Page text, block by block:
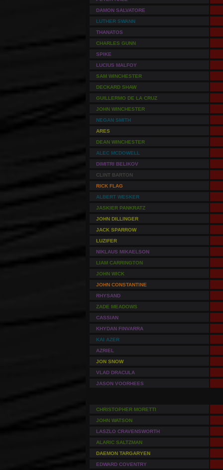
DAMON SALVATORE
LUTHER SWANN
THANATOS
CHARLES GUNN
SPIKE
LUCIUS MALFOY
SAM WINCHESTER
DECKARD SHAW
GUILLERMO DE LA CRUZ
JOHN WINCHESTER
NEGAN SMITH
ARES
DEAN WINCHESTER
ALEC MCDOWELL
DIMITRI BELIKOV
CLINT BARTON
RICK FLAG
ALBERT WESKER
JASKIER PANKRATZ
JOHN DILLINGER
JACK SPARROW
LUZIFER
NIKLAUS MIKAELSON
LIAM CARRINGTON
JOHN WICK
JOHN CONSTANTINE
RHYSAND
ZADE MEADOWS
CASSIAN
KHYDAN FINVARRA
KAI AZER
AZRIEL
JON SNOW
VLAD DRACULA
JASON VOORHEES
CHRISTOPHER MORETTI
JOHN WATSON
LASZLO CRAVENSWORTH
ALARIC SALTZMAN
DAEMON TARGARYEN
EDWARD COVENTRY